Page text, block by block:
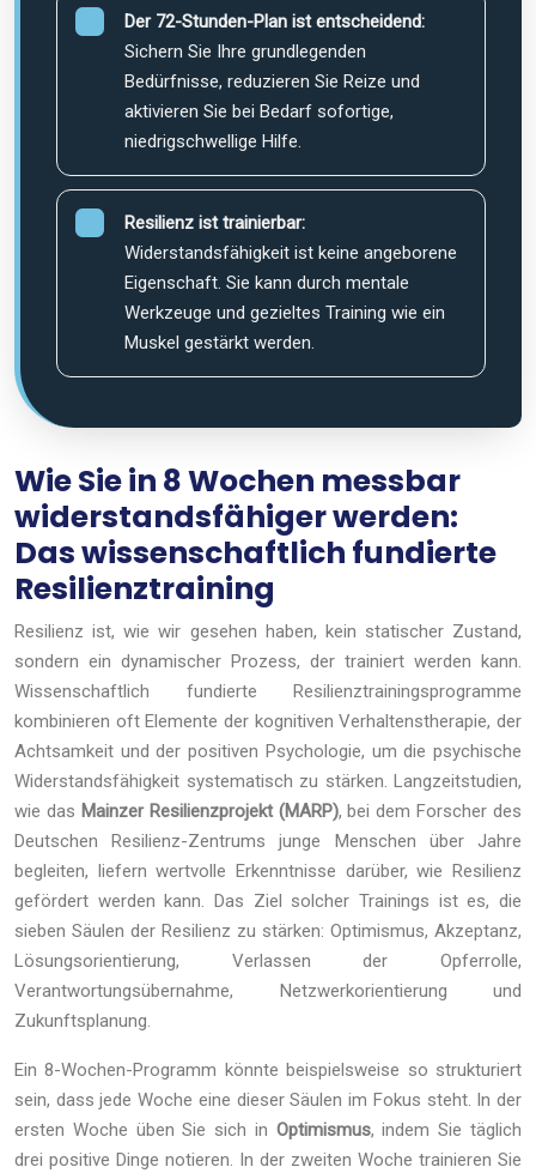
Der 72-Stunden-Plan ist entscheidend:
Sichern Sie Ihre grundlegenden
Bedürfnisse, reduzieren Sie Reize und
aktivieren Sie bei Bedarf sofortige,
niedrigschwellige Hilfe.
Resilienz ist trainierbar:
Widerstandsfähigkeit ist keine angeborene
Eigenschaft. Sie kann durch mentale
Werkzeuge und gezieltes Training wie ein
Muskel gestärkt werden.
Wie Sie in 8 Wochen messbar
widerstandsfähiger werden:
Das wissenschaftlich fundierte
Resilienztraining
Resilienz ist, wie wir gesehen haben, kein statischer Zustand,
sondern ein dynamischer Prozess, der trainiert werden kann.
Wissenschaftlich fundierte Resilienztrainingsprogramme
kombinieren oft Elemente der kognitiven Verhaltenstherapie, der
Achtsamkeit und der positiven Psychologie, um die psychische
Widerstandsfähigkeit systematisch zu stärken. Langzeitstudien,
wie das Mainzer Resilienzprojekt (MARP), bei dem Forscher des
Deutschen Resilienz-Zentrums junge Menschen über Jahre
begleiten, liefern wertvolle Erkenntnisse darüber, wie Resilienz
gefördert werden kann. Das Ziel solcher Trainings ist es, die
sieben Säulen der Resilienz zu stärken: Optimismus, Akzeptanz,
Lösungsorientierung, Verlassen der Opferrolle,
Verantwortungsübernahme, Netzwerkorientierung und
Zukunftsplanung.
Ein 8-Wochen-Programm könnte beispielsweise so strukturiert
sein, dass jede Woche eine dieser Säulen im Fokus steht. In der
ersten Woche üben Sie sich in Optimismus, indem Sie täglich
drei positive Dinge notieren. In der zweiten Woche trainieren Sie